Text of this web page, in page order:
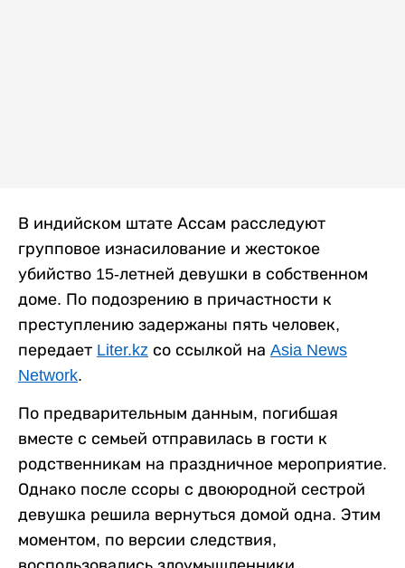
В индийском штате Ассам расследуют
групповое изнасилование и жестокое
убийство 15-летней девушки в собственном
доме. По подозрению в причастности к
преступлению задержаны пять человек,
передает Liter.kz со ссылкой на Asia News
Network.
По предварительным данным, погибшая
вместе с семьей отправилась в гости к
родственникам на праздничное мероприятие.
Однако после ссоры с двоюродной сестрой
девушка решила вернуться домой одна. Этим
моментом, по версии следствия,